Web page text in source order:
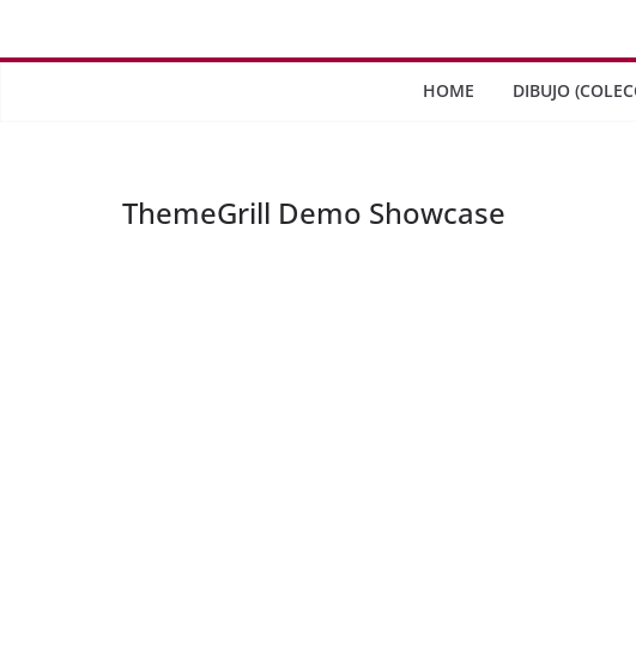
HOME DIBUJO
ThemeGrill Demo Showcase